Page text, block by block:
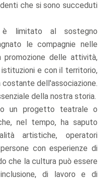
che si sono succeduti
limitato al sostegno
le compagnie nelle
promozione delle attività,
e con il territorio,
dell'associazione.
della nostra storia.
un progetto teatrale o
nel tempo, ha saputo
artistiche, operatori
con esperienze di
che la cultura può essere
di lavoro e di